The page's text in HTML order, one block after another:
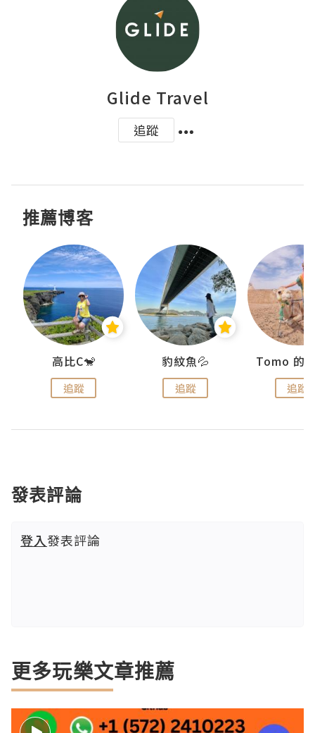
Glide Travel
追蹤
推薦博客
高比C🐒
追蹤
豹紋魚💦
追蹤 追蹤
發表評論
登入發表評論
更多玩樂文章推薦